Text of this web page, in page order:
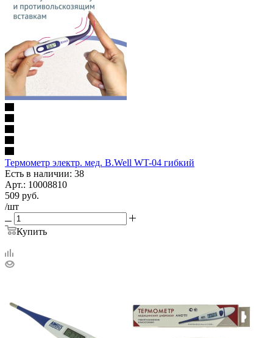
Термометр электр. мед. B.Well WT-04 гибкий
Есть в наличии: 38
Арт.: 10008810
509 руб.
/шт
Купить